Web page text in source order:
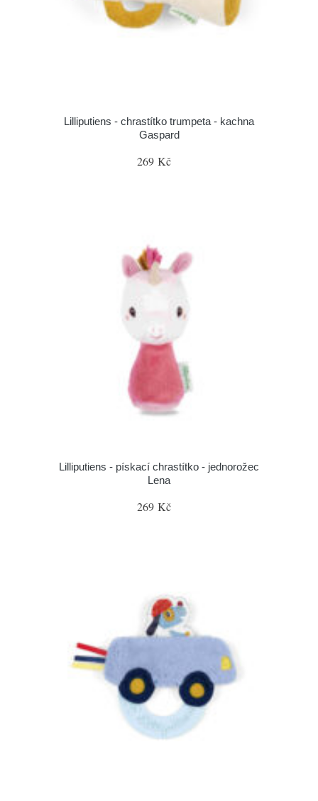
Lilliputiens - chrastítko trumpeta - kachna
Gaspard
269 Kč
Lilliputiens - pískací chrastítko - jednorožec
Lena
269 Kč